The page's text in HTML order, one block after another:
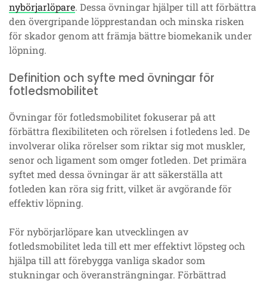
nybörjarlöpare. Dessa övningar hjälper till att förbättra
den övergripande löpprestandan och minska risken
för skador genom att främja bättre biomekanik under
löpning.
Definition och syfte med övningar för
fotledsmobilitet
Övningar för fotledsmobilitet fokuserar på att
förbättra flexibiliteten och rörelsen i fotledens led. De
involverar olika rörelser som riktar sig mot muskler,
senor och ligament som omger fotleden. Det primära
syftet med dessa övningar är att säkerställa att
fotleden kan röra sig fritt, vilket är avgörande för
effektiv löpning.
För nybörjarlöpare kan utvecklingen av
fotledsmobilitet leda till ett mer effektivt löpsteg och
hjälpa till att förebygga vanliga skador som
stukningar och överansträngningar. Förbättrad